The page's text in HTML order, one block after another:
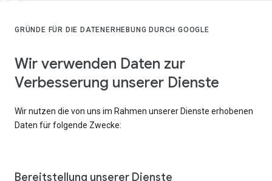
GRÜNDE FÜR DIE DATENERHEBUNG DURCH GOOGLE
Wir verwenden Daten zur
Verbesserung unserer Dienste
Wir nutzen die von uns im Rahmen unserer Dienste erhobenen
Daten für folgende Zwecke:
Bereitstellung unserer Dienste